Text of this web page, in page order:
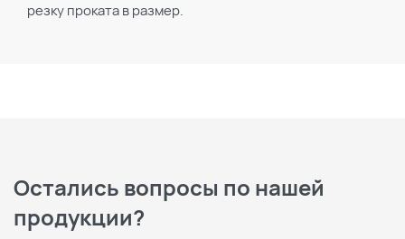
резку проката в размер.
Остались вопросы по нашей
продукции?